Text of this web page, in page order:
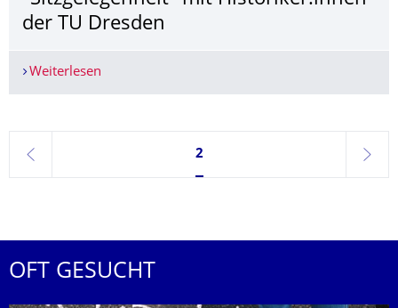
der TU Dresden
Weiterlesen
zurück
Seite 2, aktuell ausgewählt
2
weiter
OFT GESUCHT